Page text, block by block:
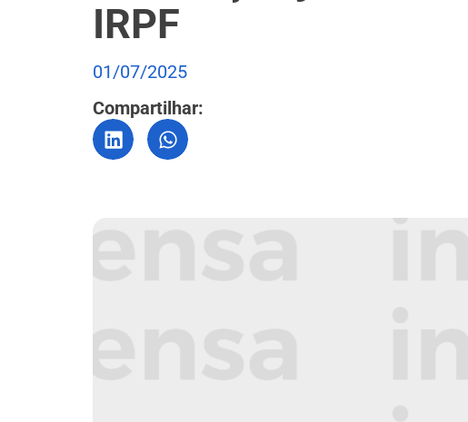
IRPF
01/07/2025
Compartilhar: